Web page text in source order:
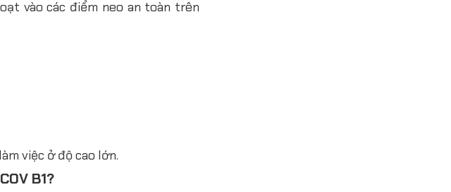
vào các điểm neo an toàn trên
việc ở độ cao lớn.
B1?